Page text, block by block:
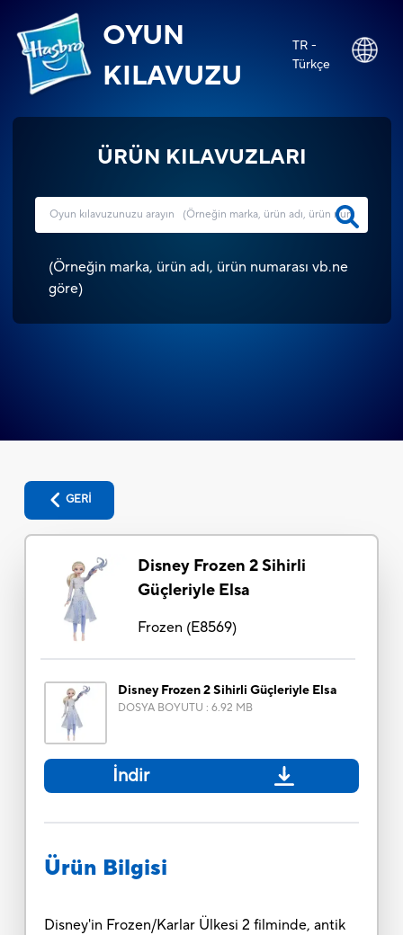
OYUN
KILAVUZU
TR -
Türkçe
ÜRÜN KILAVUZLARI
(Örneğin marka, ürün adı, ürün numarası vb.ne
göre)
GERİ
Disney Frozen 2 Sihirli
Güçleriyle Elsa
Frozen (E8569)
Disney Frozen 2 Sihirli Güçleriyle Elsa
DOSYA BOYUTU : 6.92 MB
İndir
Ürün Bilgisi
Disney'in Frozen/Karlar Ülkesi 2 filminde, antik